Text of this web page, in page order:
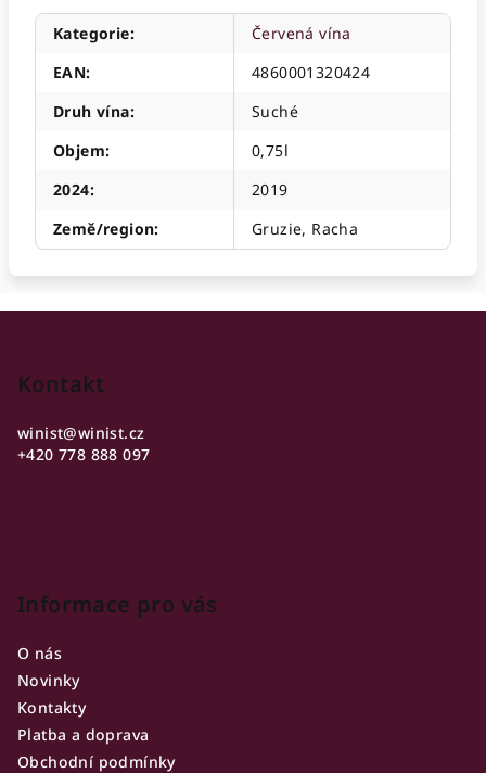
Kategorie:
Červená vína
EAN:
4860001320424
Druh vína:
Suché
Objem:
0,75l
2024:
2019
Země/region: Gruzie, Racha
Kontakt
winist@winist.cz
+420 778 888 097
Informace pro vás
O nás
Novinky
Kontakty
Platba a doprava
Obchodní podmínky